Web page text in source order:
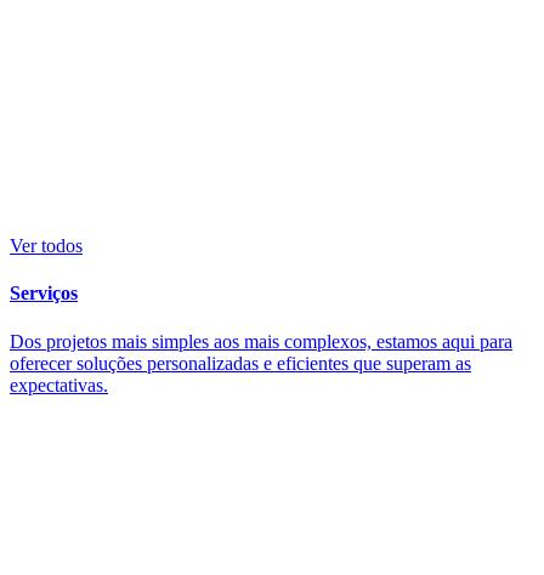
Ver todos
Serviços
Dos projetos mais simples aos mais complexos, estamos aqui para
oferecer soluções personalizadas e eficientes que superam as
expectativas.